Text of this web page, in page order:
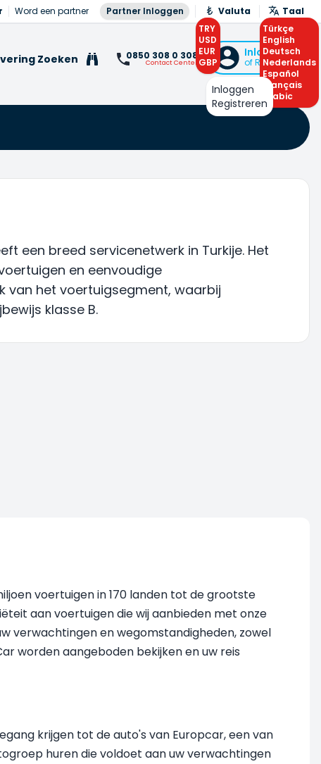
Word een partner Partner Inloggen
Valuta
TRY
USD
EUR
GBP
Taal
Türkçe
English
Deutsch
Nederlands
Español
Français
Arabic
Zoeken 0850 308 0 308
Contact Center
Inloggen
of Registreren
Inloggen
Registreren
een breed servicenetwerk in Turkije. Het
en eenvoudige
van het voertuigsegment, waarbij
klasse B.
voertuigen in 170 landen tot de grootste
aan voertuigen die wij aanbieden met onze
verwachtingen en wegomstandigheden, zowel
worden aangeboden bekijken en uw reis
krijgen tot de auto's van Europcar, een van
huren die voldoet aan uw verwachtingen